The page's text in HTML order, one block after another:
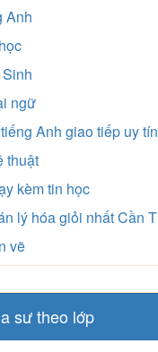
Anh
ngữ
Anh giao tiếp uy tín
thuật
kèm tin học
lý hóa giỏi nhất Cần
vẽ
sư theo lớp